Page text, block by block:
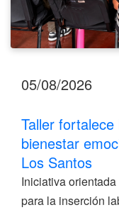
Santos
05/08/2026
Taller
bienestar
Los Santos
Iniciativa
para la inserción